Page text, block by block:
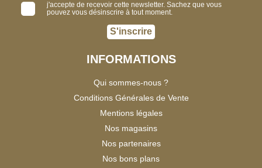
j'accepte de recevoir cette newsletter. Sachez que vous
pouvez vous désinscrire à tout moment.
S'inscrire
INFORMATIONS
Qui sommes-nous ?
Conditions Générales de Vente
Mentions légales
Nos magasins
Nos partenaires
Nos bons plans